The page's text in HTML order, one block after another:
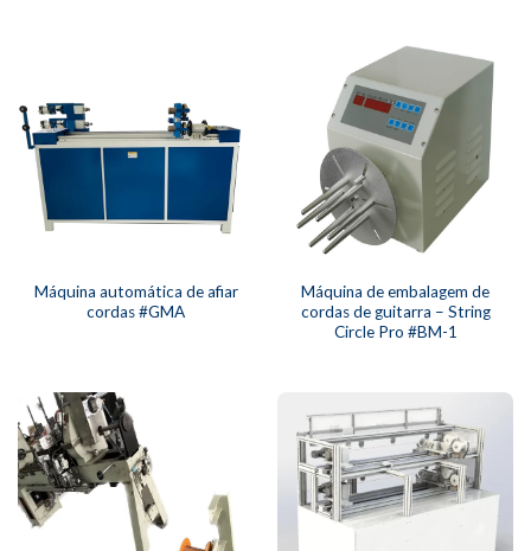
Máquina automática de afiar
cordas #GMA
Máquina de embalagem de
cordas de guitarra – String
Circle Pro #BM-1